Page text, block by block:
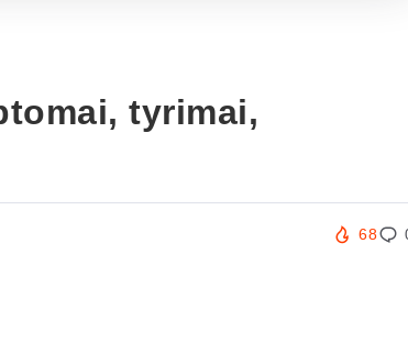
tyrimai,
68